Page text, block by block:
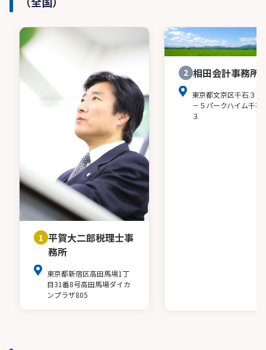
1 平賀大二郎税理士事
務所
東京都新宿区高田馬場1丁
目31番8号高田馬場ダイカ
ンプラザ805
2 相田会計事務所
東京都文京区千石３－
－５パークハイム千石
３